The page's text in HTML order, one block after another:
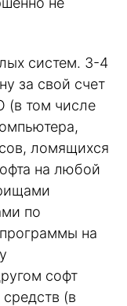
систем. 3-4
за свой счет
(в том числе
ломящихся
на любой
по
на
софт
(в